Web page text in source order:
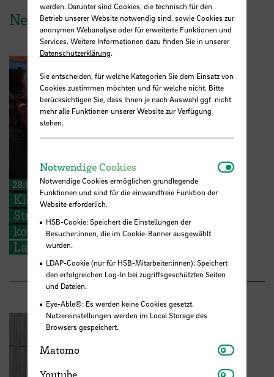
News aus der HSB
28.07.2026
Kieserling Stiftung ermöglicht 48
Studierenden der Hochschule Bremen
kostenlose Zertifikatskurse zur
Ladungssicherung
werden. Darunter sind Cookies, die technisch für den
Betrieb unserer Website notwendig sind, sowie Cookies zur
anonymen Webanalyse oder für erweiterte Funktionen und
Services. Weitere Informationen dazu finden Sie in unserer
Datenschutzerklärung.
Sie entscheiden, für welche Kategorien Sie dem Einsatz von
Cookies zustimmen möchten und für welche nicht. Bitte
berücksichtigen Sie, dass Ihnen je nach Auswahl ggf. nicht
mehr alle Funktionen unserer Website zur Verfügung
stehen.
Notwendige Cookies
Notwendige Cookies ermöglichen grundlegende
Funktionen und sind für die einwandfreie Funktion der
Website erforderlich.
HSB-Cookie: Speichert die Einstellungen der
Besucher:innen, die im Cookie-Banner ausgewählt
wurden.
LDAP-Cookie (nur für HSB-Mitarbeiter:innen): Speichert
den erfolgreichen Log-In bei zugriffsgeschützten Seiten
und Dateien.
Eye-Able®: Es werden keine Cookies gesetzt.
Nutzereinstellungen werden im Local Storage des
Browsers gespeichert.
Matomo Matomo
Youtube Youtube